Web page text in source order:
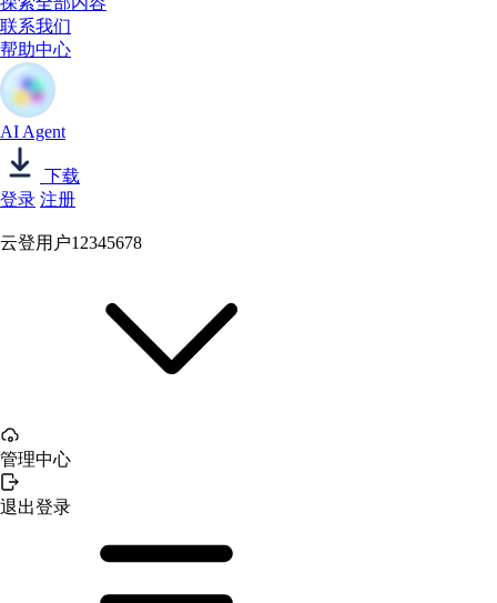
联系我们
帮助中心
AI Agent
下载
登录 注册
云登用户12345678
管理中心
退出登录